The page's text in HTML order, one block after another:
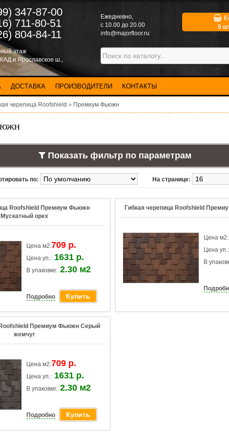
347-87-00
711-80-51
804-84-11
Eжедневно,
с 10.00 до 20.00
info@majorfloor.ru
0
этаж
и Ярославское ш.,
ДОСТАВКА ПРОИЗВОДИТЕЛИ КОНТАКТЫ
черепица Roofshield » Премиум Фьюжн
Показать фильтр по параметрам
На странице:
по:
Roofshield Премиум Фьюжн
Мускатный орех
Цена м2:709 р.
Цена уп.: 1631 р.
В упаковке: 2.30 м2
Подробно Купить
Гибкая черепица Roofshield
Цена м2:
Цена уп.:
В
Roofshield Премиум Фьюжн Серый
жемчуг
Цена м2:709 р.
Цена уп.: 1631 р.
В упаковке: 2.30 м2
Подробно Купить